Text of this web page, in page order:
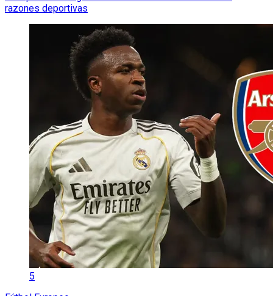
razones deportivas
5